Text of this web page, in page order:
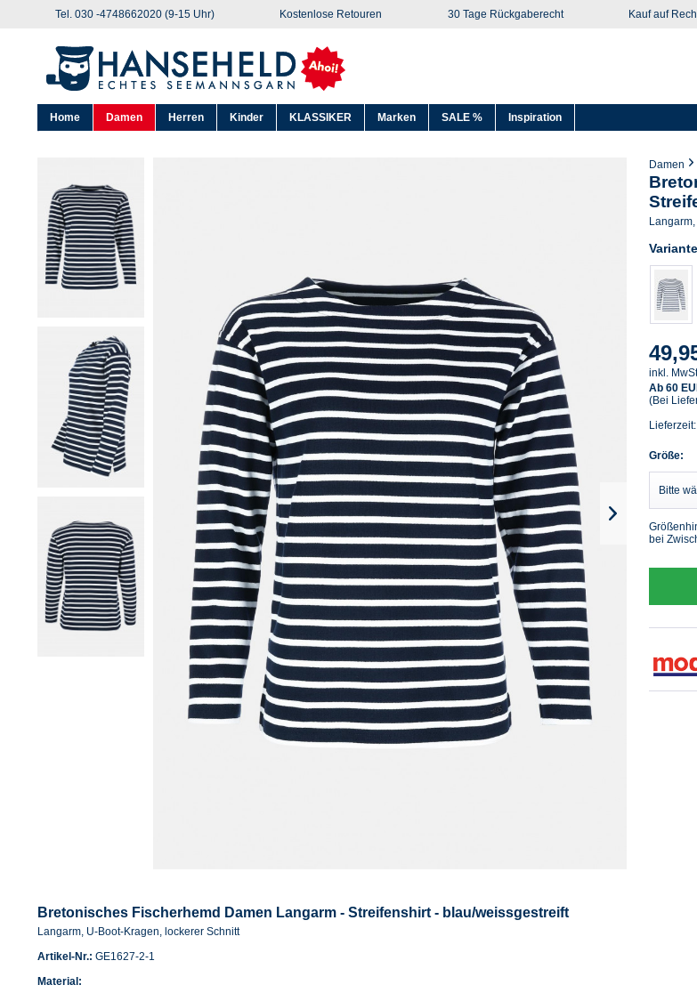
Tel. 030 -4748662020 (9-15 Uhr) Kostenlose Retouren 30 Tage Rückgaberecht Kauf auf
Home Damen Herren Kinder KLASSIKER Marken SALE % Inspiration
Damen
inkl.
Ab 60
(Bei
Größe:
bei
Bretonisches Fischerhemd Damen Langarm - Streifenshirt - blau/weissgestreift
Langarm, U-Boot-Kragen, lockerer Schnitt
Artikel-Nr.: GE1627-2-1
Material: